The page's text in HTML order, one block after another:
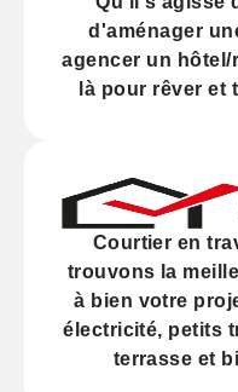
d'aménager
agencer un hôtel/
là pour rêver et
Courtier en
trouvons la
à bien votre
électricité, petits
terrasse et